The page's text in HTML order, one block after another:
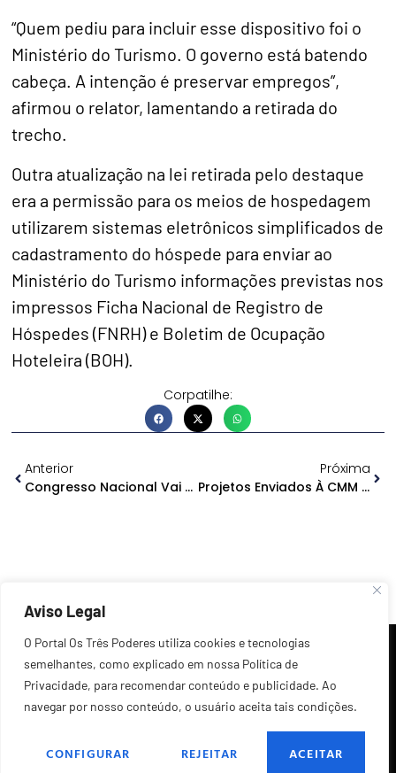
Aviso Legal
O Portal Os Três Poderes utiliza cookies e tecnologias
semelhantes, como explicado em nossa Política de
Privacidade, para recomendar conteúdo e publicidade. Ao
navegar por nosso conteúdo, o usuário aceita tais condições.
CONFIGURAR REJEITAR ACEITAR
“Quem pediu para incluir esse dispositivo foi o
Ministério do Turismo. O governo está batendo
cabeça. A intenção é preservar empregos”,
afirmou o relator, lamentando a retirada do
trecho.
Outra atualização na lei retirada pelo destaque
era a permissão para os meios de hospedagem
utilizarem sistemas eletrônicos simplificados de
cadastramento do hóspede para enviar ao
Ministério do Turismo informações previstas nos
impressos Ficha Nacional de Registro de
Hóspedes (FNRH) e Boletim de Ocupação
Hoteleira (BOH).
Corpatilhe:
Anterior
Congresso Nacional Vai Discutir Recomposição Do Financiamento Tripartite Do Samu
Próxima
Projetos Enviados À CMM Propõem Perdão De Dívidas Do Fumipeq E Cria O Auxílio Empreendedor
©2026 Todos os Direitos Reservados.